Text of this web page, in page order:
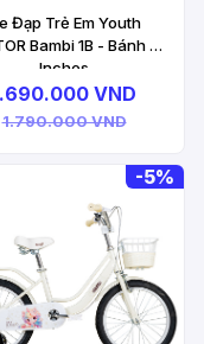
Đạp Trẻ Em Youth
Bambi 1B - Bánh 12
Inches
VND
1.790.000 VND
-5%